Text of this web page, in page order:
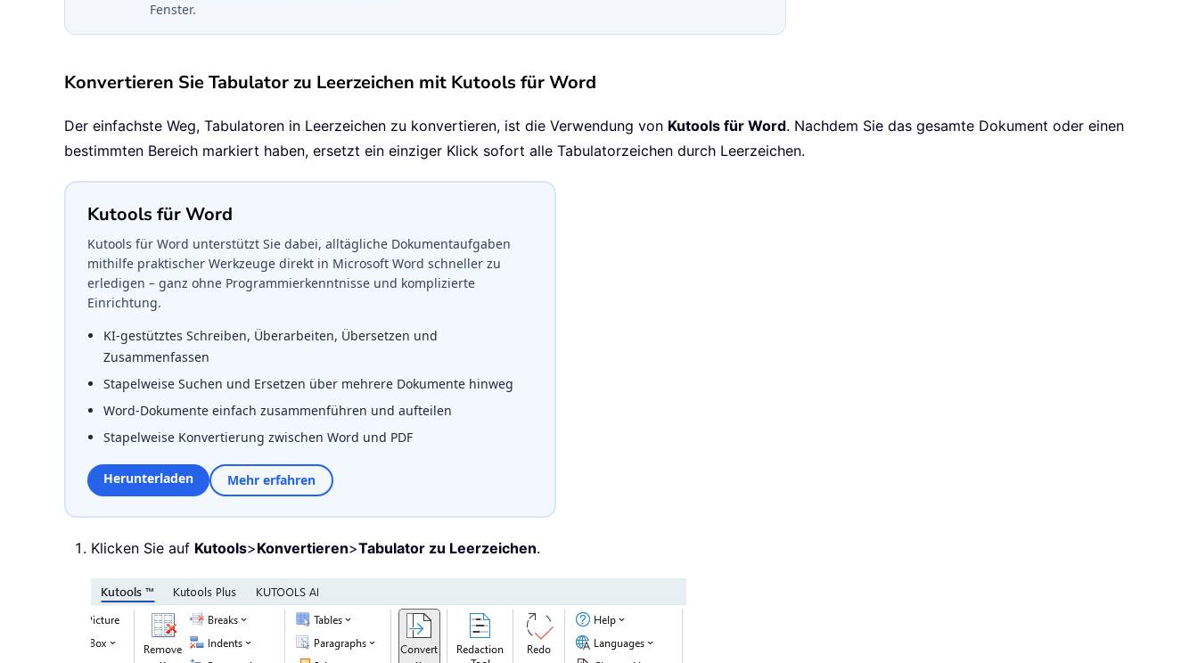
Fenster.
Konvertieren Sie Tabulator zu Leerzeichen mit Kutools für Word
Der einfachste Weg, Tabulatoren in Leerzeichen zu konvertieren, ist die Verwendung von Kutools für Word. Nachdem Sie das gesamte Dokument oder einen
bestimmten Bereich markiert haben, ersetzt ein einziger Klick sofort alle Tabulatorzeichen durch Leerzeichen.
Kutools für Word
Kutools für Word unterstützt Sie dabei, alltägliche Dokumentaufgaben
mithilfe praktischer Werkzeuge direkt in Microsoft Word schneller zu
erledigen – ganz ohne Programmierkenntnisse und komplizierte
Einrichtung.
KI-gestütztes Schreiben, Überarbeiten, Übersetzen und
Zusammenfassen
Stapelweise Suchen und Ersetzen über mehrere Dokumente hinweg
Word-Dokumente einfach zusammenführen und aufteilen
Stapelweise Konvertierung zwischen Word und PDF
Herunterladen Mehr erfahren
Klicken Sie auf Kutools>Konvertieren>Tabulator zu Leerzeichen.